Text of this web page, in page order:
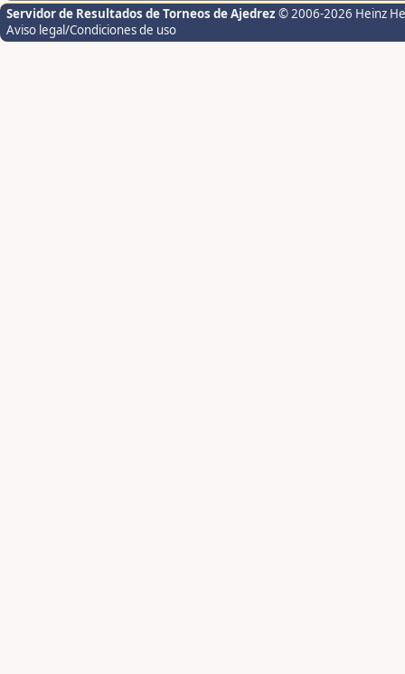
Servidor de Resultados de Torneos de Ajedrez © 2006-2026 Heinz
Aviso legal/Condiciones de uso